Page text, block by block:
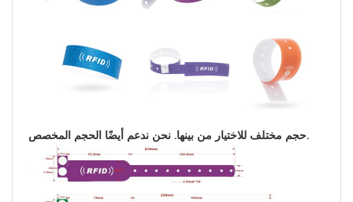
حجم مختلف للاختيار من بينها. نحن ندعم أيضًا الحجم المخصص.